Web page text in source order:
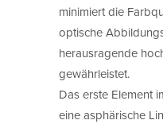
minimiert die
optische
herausragende
gewährleistet.
Das erste Element
eine asphärische